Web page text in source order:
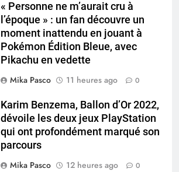
« Personne ne m’aurait cru à
l’époque » : un fan découvre un
moment inattendu en jouant à
Pokémon Édition Bleue, avec
Pikachu en vedette
Mika Pasco
11 heures ago 0
Karim Benzema, Ballon d’Or 2022,
dévoile les deux jeux PlayStation
qui ont profondément marqué son
parcours
Mika Pasco
12 heures ago 0